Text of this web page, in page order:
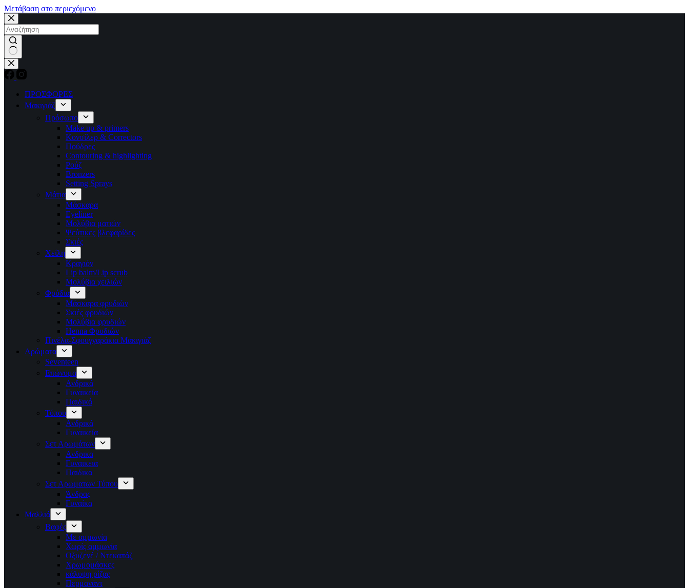
Μετάβαση στο περιεχόμενο
No
results
ΠΡΟΣΦΟΡΕΣ
Μακιγιάζ
Πρόσωπο
Make up & primers
Κονσίλερ & Correctors
Πούδρες
Contouring & highlighting
Ρούζ
Bronzers
Setting Sprays
Μάτια
Μάσκαρα
Eyeliner
Μολύβια ματιών
Ψεύτικες βλεφαρίδες
Σκιές
Χείλη
Κραγιόν
Lip balm/Lip scrub
Μολύβια χειλιών
Φρύδια
Μάσκαρα φρυδιών
Σκιές φρυδιών
Μολύβια φρυδιών
Henna Φρυδιών
Πινέλα-Σφουγγαράκια Μακιγιάζ
Αρώματα
Seventeen
Επώνυμα
Ανδρικά
Γυναικεία
Παιδικά
Τύπου
Ανδρικά
Γυναικεία
Σετ Αρωμάτων
Ανδρικα
Γυναικεια
Παιδικα
Σετ Αρωματων Τύπου
Άνδρας
Γυναίκα
Μαλλιά
Βαφές
Με αμμωνία
Χωρίς αμμωνία
Οξυζενέ / Ντεκαπάζ
Χρωμομάσκες
κάλυψη ρίζας
Περμανάντ